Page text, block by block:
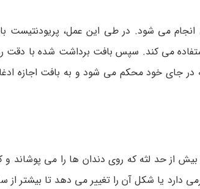
می شود. در طی این عمل، پریودنتیست
می کند. سپس بافت برداشت شده با دقت
جای خود محکم می شود و به بافت اجازه
از حد لثه که روی دندان‌ ها را می‌ پوشاند و
یا شکل آن را تغییر می دهد تا بیشتر از